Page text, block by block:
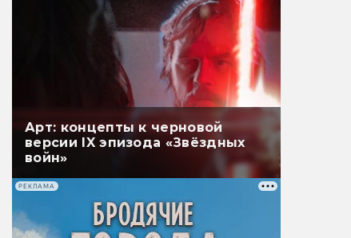
Арт: концепты к черновой
версии IX эпизода «Звёздных
войн»
РЕКЛАМА